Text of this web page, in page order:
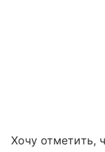
Хочу отметить,